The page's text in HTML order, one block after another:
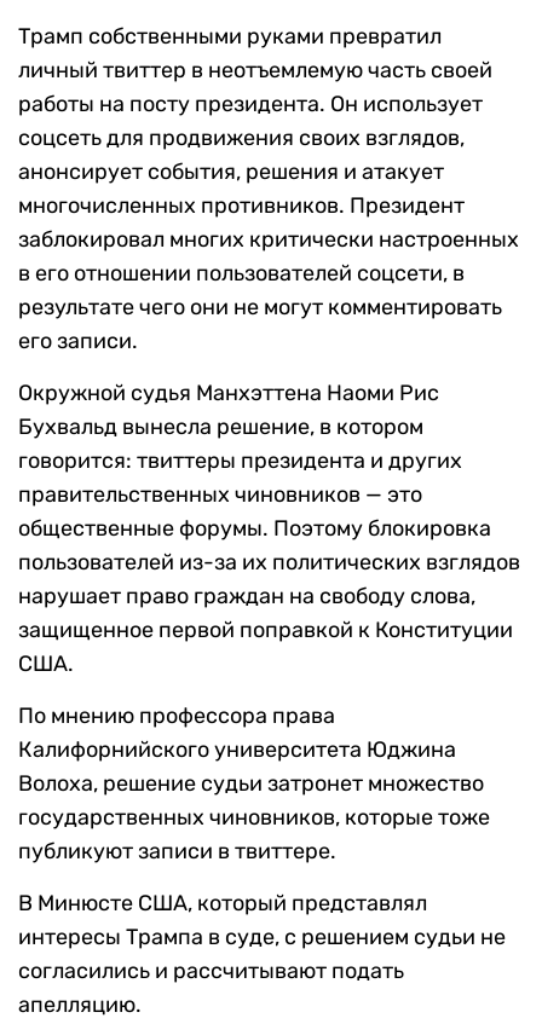
Трамп собственными руками превратил
личный твиттер в неотъемлемую часть своей
работы на посту президента. Он использует
соцсеть для продвижения своих взглядов,
анонсирует события, решения и атакует
многочисленных противников. Президент
заблокировал многих критически настроенных
в его отношении пользователей соцсети, в
результате чего они не могут комментировать
его записи.
Окружной судья Манхэттена Наоми Рис
Бухвальд вынесла решение, в котором
говорится: твиттеры президента и других
правительственных чиновников — это
общественные форумы. Поэтому блокировка
пользователей из-за их политических взглядов
нарушает право граждан на свободу слова,
защищенное первой поправкой к Конституции
США.
По мнению профессора права
Калифорнийского университета Юджина
Волоха, решение судьи затронет множество
государственных чиновников, которые тоже
публикуют записи в твиттере.
В Минюсте США, который представлял
интересы Трампа в суде, с решением судьи не
согласились и рассчитывают подать
апелляцию.